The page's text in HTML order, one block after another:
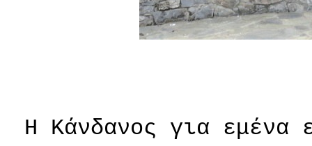
Η Κάνδανος για εμένα